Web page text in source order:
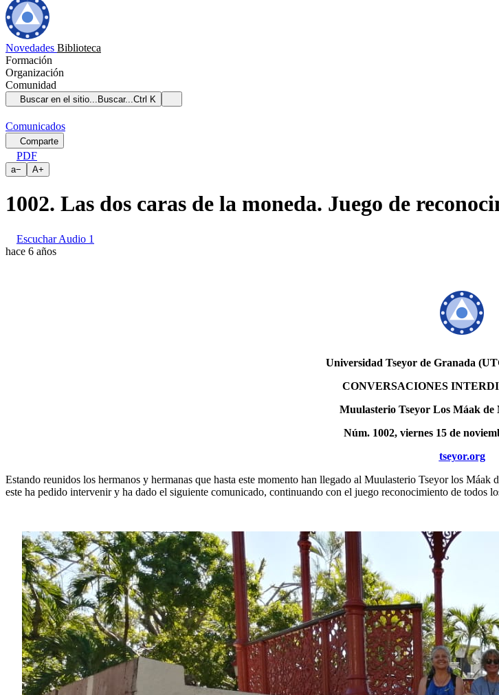
Novedades Biblioteca
Formación
Organización
Comunidad
Buscar en el sitio... Buscar...Ctrl K
Comunicados
Comparte
PDF
a− A+
1002. Las dos caras de la moneda. Juego de
Escuchar Audio 1
hace 6 años
Universidad Tseyor de Granada
CONVERSACIONES
Muulasterio Tseyor Los Máak de
Núm. 1002, viernes 15 de
tseyor.org
Estando reunidos los hermanos y hermanas que hasta este momento han llegado al Muulasterio Tseyor los
este ha pedido intervenir y ha dado el siguiente comunicado, continuando con el juego reconocimiento de todos